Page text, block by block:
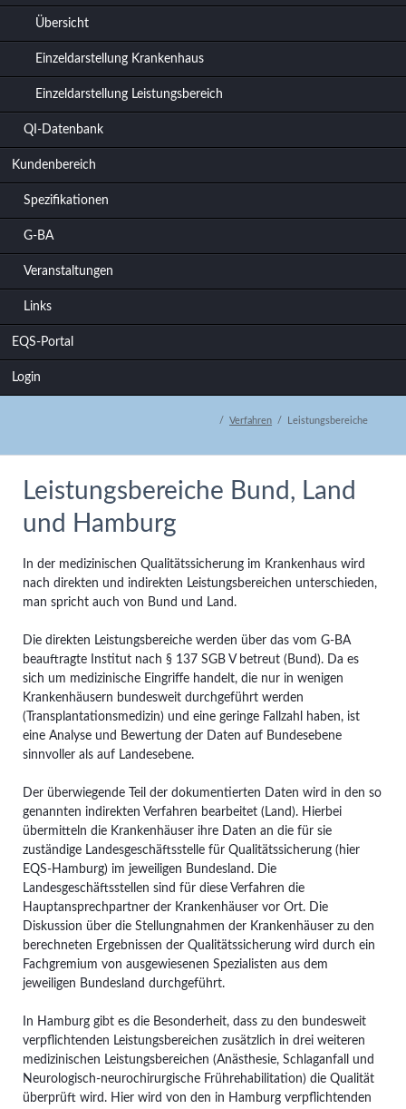
Übersicht
Einzeldarstellung Krankenhaus
Einzeldarstellung Leistungsbereich
QI-Datenbank
Kundenbereich
Spezifikationen
G-BA
Veranstaltungen
Links
EQS-Portal
Login
Verfahren Leistungsbereiche
Leistungsbereiche Bund, Land
und Hamburg
In der medizinischen Qualitätssicherung im Krankenhaus wird
nach direkten und indirekten Leistungsbereichen unterschieden,
man spricht auch von Bund und Land.
Die direkten Leistungsbereiche werden über das vom G-BA
beauftragte Institut nach § 137 SGB V betreut (Bund). Da es
sich um medizinische Eingriffe handelt, die nur in wenigen
Krankenhäusern bundesweit durchgeführt werden
(Transplantationsmedizin) und eine geringe Fallzahl haben, ist
eine Analyse und Bewertung der Daten auf Bundesebene
sinnvoller als auf Landesebene.
Der überwiegende Teil der dokumentierten Daten wird in den so
genannten indirekten Verfahren bearbeitet (Land). Hierbei
übermitteln die Krankenhäuser ihre Daten an die für sie
zuständige Landesgeschäftsstelle für Qualitätssicherung (hier
EQS-Hamburg) im jeweiligen Bundesland. Die
Landesgeschäftsstellen sind für diese Verfahren die
Hauptansprechpartner der Krankenhäuser vor Ort. Die
Diskussion über die Stellungnahmen der Krankenhäuser zu den
berechneten Ergebnissen der Qualitätssicherung wird durch ein
Fachgremium von ausgewiesenen Spezialisten aus dem
jeweiligen Bundesland durchgeführt.
In Hamburg gibt es die Besonderheit, dass zu den bundesweit
verpflichtenden Leistungsbereichen zusätzlich in drei weiteren
medizinischen Leistungsbereichen (Anästhesie, Schlaganfall und
Neurologisch-neurochirurgische Frührehabilitation) die Qualität
überprüft wird. Hier wird von den in Hamburg verpflichtenden